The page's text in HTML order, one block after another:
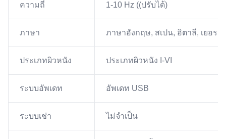
ความถี่ 1-10 Hz ((ปรับได้)
ภาษา ภาษาอังกฤษ, สเปน, อิตาลี, เยอรมั
ประเภทผิวหนัง ประเภทผิวหนัง I-VI
ระบบอัพเดท อัพเดท USB
ระบบเช่า ไม่จําเป็น